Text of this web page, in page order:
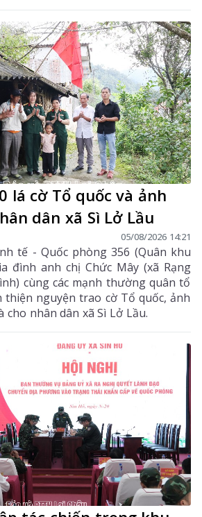
lá cờ Tổ quốc và ảnh
dân xã Sì Lở Lầu
05/08/2026 14:21
tế - Quốc phòng 356 (Quân khu
đình anh chị Chức Mây (xã Rạng
cùng các mạnh thường quân tổ
nguyện trao cờ Tổ quốc, ảnh
cho nhân dân xã Sì Lở Lầu.